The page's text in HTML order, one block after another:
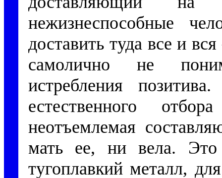
нежизнеспособные
доставить туда все и
самолично не
истребления
естественного
неотъемлемая
мать ее, ни вела. Это
тугоплавкий металл,